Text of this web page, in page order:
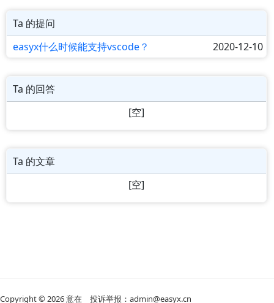
Ta 的提问
easyx什么时候能支持vscode？
2020-12-10
Ta 的回答
[空]
Ta 的文章
[空]
Copyright © 2026意在 投诉举报：admin@easyx.cn